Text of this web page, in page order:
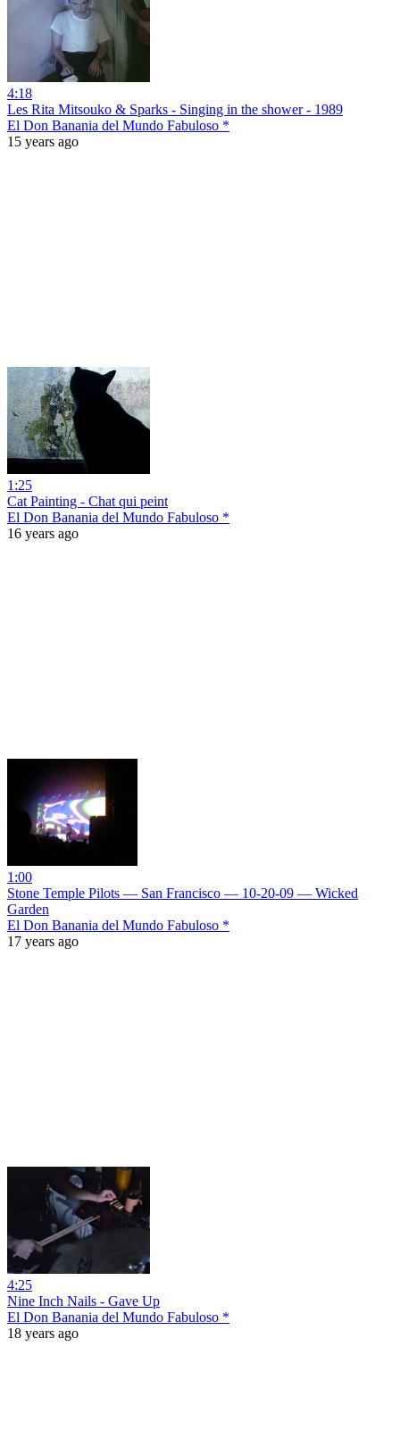
4:18
Les Rita Mitsouko & Sparks - Singing in the shower - 1989
El Don Banania del Mundo Fabuloso *
15 years ago
1:25
Cat Painting - Chat qui peint
El Don Banania del Mundo Fabuloso *
16 years ago
1:00
Stone Temple Pilots — San Francisco — 10-20-09 — Wicked
Garden
El Don Banania del Mundo Fabuloso *
17 years ago
4:25
Nine Inch Nails - Gave Up
El Don Banania del Mundo Fabuloso *
18 years ago